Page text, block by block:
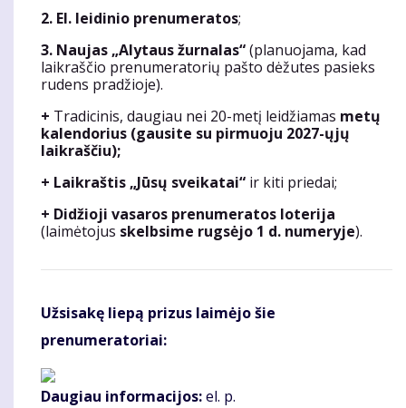
2. El. leidinio prenumeratos;
3. Naujas „Alytaus žurnalas“(planuojama, kad
laikraščio prenumeratorių pašto dėžutes pasieks
rudens pradžioje).
+ Tradicinis, daugiau nei 20-metį leidžiamas metų
kalendorius (gausite su pirmuoju 2027-ųjų
laikraščiu);
+ Laikraštis „Jūsų sveikatai“ ir kiti priedai;
+ Didžioji vasaros prenumeratos loterija
(laimėtojus skelbsime rugsėjo 1 d. numeryje).
Užsisakę liepą prizus laimėjo šie
prenumeratoriai:
Daugiau informacijos:el. p.